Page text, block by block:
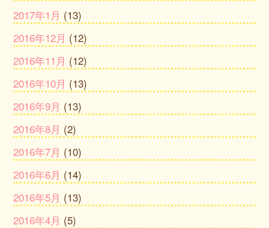
2017年1月 (13)
2016年12月 (12)
2016年11月 (12)
2016年10月 (13)
2016年9月 (13)
2016年8月 (2)
2016年7月 (10)
2016年6月 (14)
2016年5月 (13)
2016年4月 (5)